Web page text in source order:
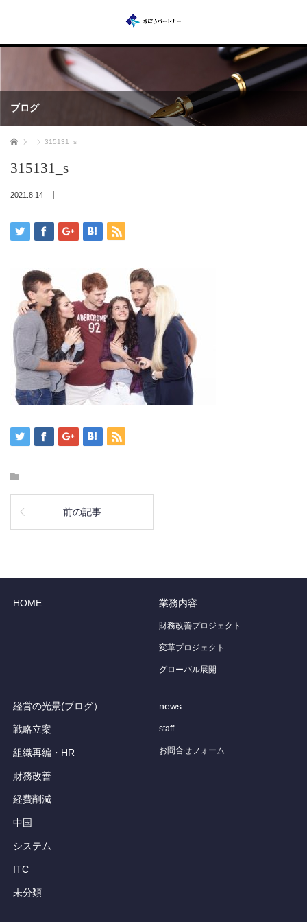
ブログ
ホーム 315131_s
315131_s
2021.8.14
前の記事
HOME 業務内容
財務改善プロジェクト
変革プロジェクト
グローバル展開
経営の光景(ブログ）
戦略立案
組織再編・HR
財務改善
経費削減
中国
システム
ITC
未分類
news
staff
お問合せフォーム